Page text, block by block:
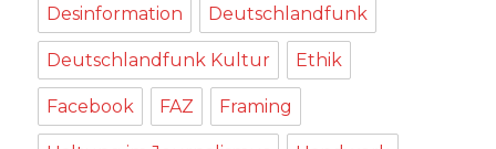
Desinformation Deutschlandfunk
Deutschlandfunk Kultur Ethik
Facebook FAZ Framing